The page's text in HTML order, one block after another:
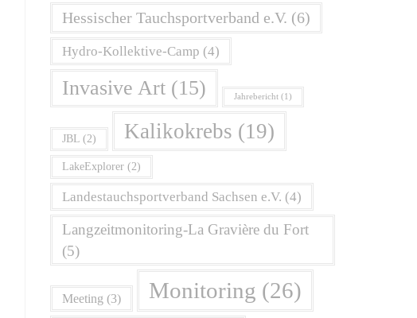
Hessischer Tauchsportverband e.V. (6)
Hydro-Kollektive-Camp (4)
Invasive Art (15) Jahrebericht (1)
JBL (2) Kalikokrebs (19)
LakeExplorer (2)
Landestauchsportverband Sachsen e.V. (4)
Langzeitmonitoring-La Gravière du Fort
(5)
Meeting (3) Monitoring (26)